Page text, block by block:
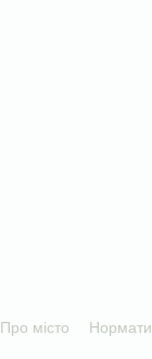
Про місто